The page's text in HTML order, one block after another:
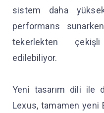
sistem daha
performans
tekerlekten
edilebiliyor.
Yeni tasarım dili ile
Lexus, tamamen yeni